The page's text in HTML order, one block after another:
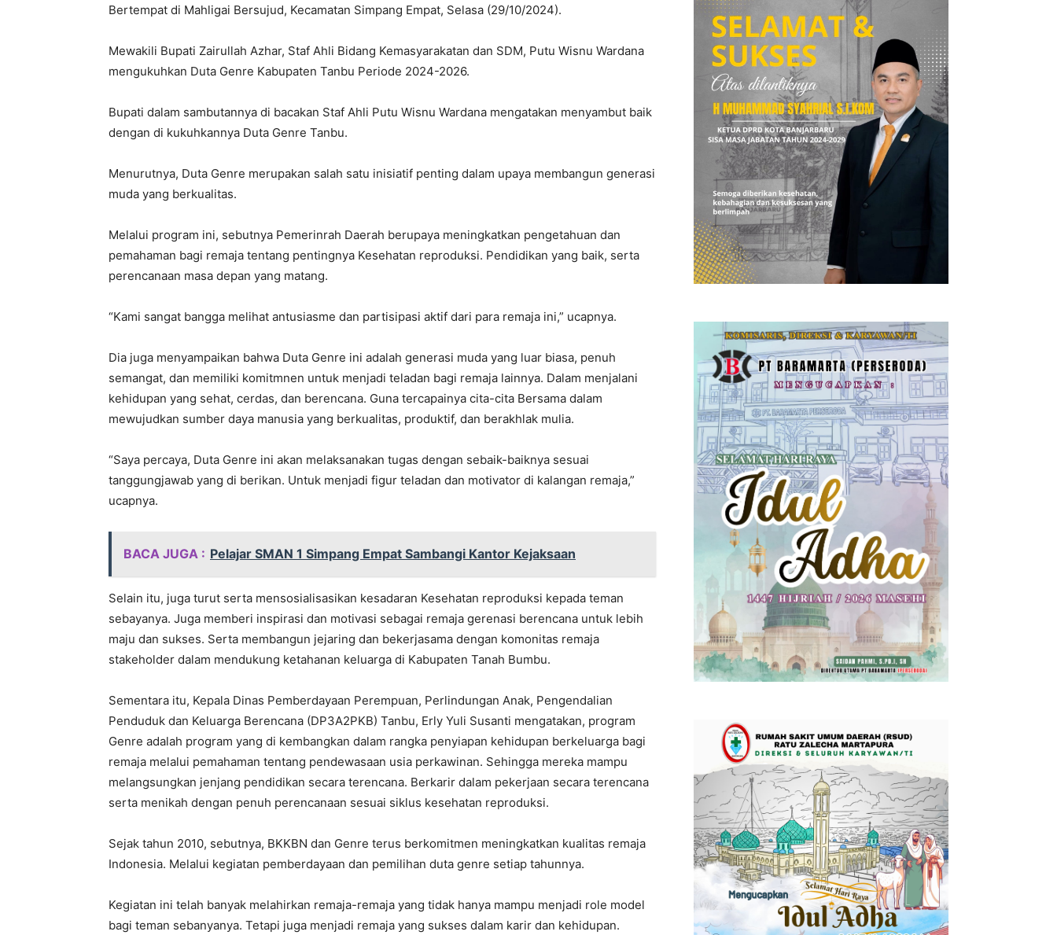
Bertempat di Mahligai Bersujud, Kecamatan Simpang Empat, Selasa (29/10/2024).
Mewakili Bupati Zairullah Azhar, Staf Ahli Bidang Kemasyarakatan dan SDM, Putu Wisnu Wardana
mengukuhkan Duta Genre Kabupaten Tanbu Periode 2024-2026.
Bupati dalam sambutannya di bacakan Staf Ahli Putu Wisnu Wardana mengatakan menyambut baik
dengan di kukuhkannya Duta Genre Tanbu.
Menurutnya, Duta Genre merupakan salah satu inisiatif penting dalam upaya membangun generasi
muda yang berkualitas.
Melalui program ini, sebutnya Pemerinrah Daerah berupaya meningkatkan pengetahuan dan
pemahaman bagi remaja tentang pentingnya Kesehatan reproduksi. Pendidikan yang baik, serta
perencanaan masa depan yang matang.
“Kami sangat bangga melihat antusiasme dan partisipasi aktif dari para remaja ini,” ucapnya.
Dia juga menyampaikan bahwa Duta Genre ini adalah generasi muda yang luar biasa, penuh
semangat, dan memiliki komitmnen untuk menjadi teladan bagi remaja lainnya. Dalam menjalani
kehidupan yang sehat, cerdas, dan berencana. Guna tercapainya cita-cita Bersama dalam
mewujudkan sumber daya manusia yang berkualitas, produktif, dan berakhlak mulia.
“Saya percaya, Duta Genre ini akan melaksanakan tugas dengan sebaik-baiknya sesuai
tanggungjawab yang di berikan. Untuk menjadi figur teladan dan motivator di kalangan remaja,”
ucapnya.
BACA JUGA : Pelajar SMAN 1 Simpang Empat Sambangi Kantor Kejaksaan
Selain itu, juga turut serta mensosialisasikan kesadaran Kesehatan reproduksi kepada teman
sebayanya. Juga memberi inspirasi dan motivasi sebagai remaja gerenasi berencana untuk lebih
maju dan sukses. Serta membangun jejaring dan bekerjasama dengan komonitas remaja
stakeholder dalam mendukung ketahanan keluarga di Kabupaten Tanah Bumbu.
Sementara itu, Kepala Dinas Pemberdayaan Perempuan, Perlindungan Anak, Pengendalian
Penduduk dan Keluarga Berencana (DP3A2PKB) Tanbu, Erly Yuli Susanti mengatakan, program
Genre adalah program yang di kembangkan dalam rangka penyiapan kehidupan berkeluarga bagi
remaja melalui pemahaman tentang pendewasaan usia perkawinan. Sehingga mereka mampu
melangsungkan jenjang pendidikan secara terencana. Berkarir dalam pekerjaan secara terencana
serta menikah dengan penuh perencanaan sesuai siklus kesehatan reproduksi.
Sejak tahun 2010, sebutnya, BKKBN dan Genre terus berkomitmen meningkatkan kualitas remaja
Indonesia. Melalui kegiatan pemberdayaan dan pemilihan duta genre setiap tahunnya.
Kegiatan ini telah banyak melahirkan remaja-remaja yang tidak hanya mampu menjadi role model
bagi teman sebanyanya. Tetapi juga menjadi remaja yang sukses dalam karir dan kehidupan.